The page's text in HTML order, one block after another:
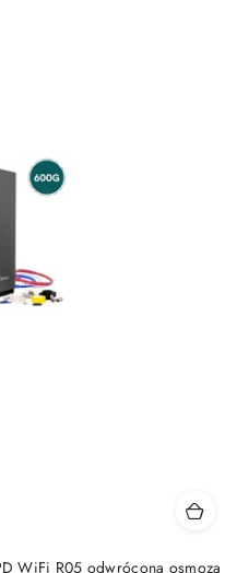
WiFi R05 odwrócona osmoza